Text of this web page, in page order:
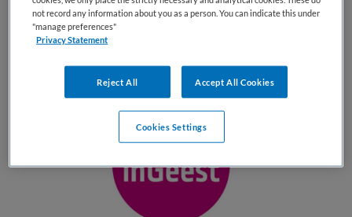
staan enkele vergelijkbare vacatures die voor u wellicht
interessant zijn.
not record any information about you as a person. You can indicate this under
"manage preferences"
Privacy Statement
Reject All Accept All Cookies
Cookies Settings